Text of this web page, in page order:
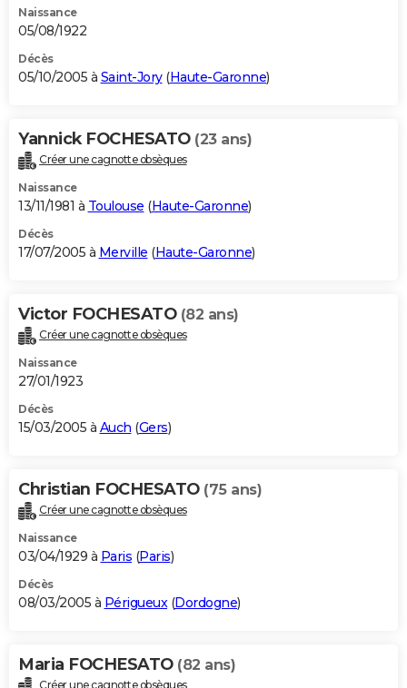
Naissance
05/08/1922
Décès
05/10/2005 à Saint-Jory(Haute-Garonne)
Yannick FOCHESATO (23 ans)
Créer une cagnotte obsèques
Naissance
13/11/1981 à Toulouse (Haute-Garonne)
Décès
17/07/2005 à Merville (Haute-Garonne)
Victor FOCHESATO (82 ans)
Créer une cagnotte obsèques
Naissance
27/01/1923
Décès
15/03/2005 à Auch (Gers)
Christian FOCHESATO (75 ans)
Créer une cagnotte obsèques
Naissance
03/04/1929 à Paris (Paris)
Décès
08/03/2005 à Périgueux(Dordogne)
Maria FOCHESATO (82 ans)
Créer une cagnotte obsèques